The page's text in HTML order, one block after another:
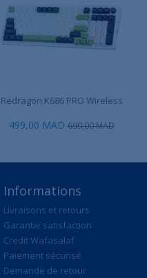
Redragon K686 PRO Wireless
499,00 MAD 699,00 MAD
Informations
Livraisons et retours
Garantie satisfaction
Credit Wafasalaf
Paiement sécurisé
Demande de retour